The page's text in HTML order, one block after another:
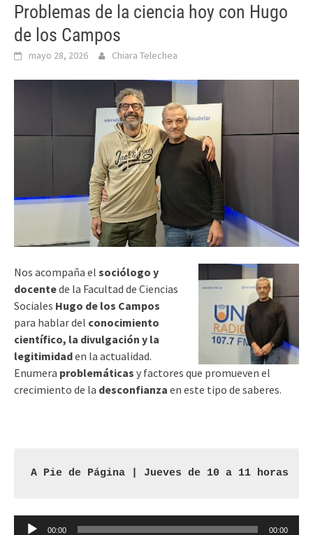
Problemas de la ciencia hoy con Hugo
de los Campos
mayo 28, 2026 Chiara Telechea
Nos acompaña el sociólogo y
docentede la Facultad de Ciencias
Sociales Hugo de los Campos
para hablar del conocimiento
científico, la divulgación y la
legitimidaden la actualidad.
Enumera problemáticas y factores que promueven el
crecimiento de la desconfianza en este tipo de saberes.
A Pie de Página | Jueves de 10 a 11 horas
Reproductor
00:00 00:00